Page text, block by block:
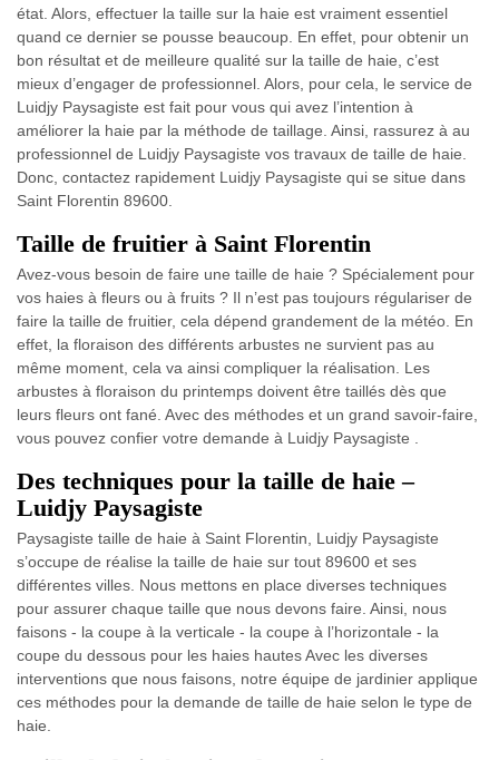
état. Alors, effectuer la taille sur la haie est vraiment essentiel
quand ce dernier se pousse beaucoup. En effet, pour obtenir un
bon résultat et de meilleure qualité sur la taille de haie, c’est
mieux d’engager de professionnel. Alors, pour cela, le service de
Luidjy Paysagiste est fait pour vous qui avez l’intention à
améliorer la haie par la méthode de taillage. Ainsi, rassurez à au
professionnel de Luidjy Paysagiste vos travaux de taille de haie.
Donc, contactez rapidement Luidjy Paysagiste qui se situe dans
Saint Florentin 89600.
Taille de fruitier à Saint Florentin
Avez-vous besoin de faire une taille de haie ? Spécialement pour
vos haies à fleurs ou à fruits ? Il n’est pas toujours régulariser de
faire la taille de fruitier, cela dépend grandement de la météo. En
effet, la floraison des différents arbustes ne survient pas au
même moment, cela va ainsi compliquer la réalisation. Les
arbustes à floraison du printemps doivent être taillés dès que
leurs fleurs ont fané. Avec des méthodes et un grand savoir-faire,
vous pouvez confier votre demande à Luidjy Paysagiste .
Des techniques pour la taille de haie –
Luidjy Paysagiste
Paysagiste taille de haie à Saint Florentin, Luidjy Paysagiste
s’occupe de réalise la taille de haie sur tout 89600 et ses
différentes villes. Nous mettons en place diverses techniques
pour assurer chaque taille que nous devons faire. Ainsi, nous
faisons - la coupe à la verticale - la coupe à l’horizontale - la
coupe du dessous pour les haies hautes Avec les diverses
interventions que nous faisons, notre équipe de jardinier applique
ces méthodes pour la demande de taille de haie selon le type de
haie.